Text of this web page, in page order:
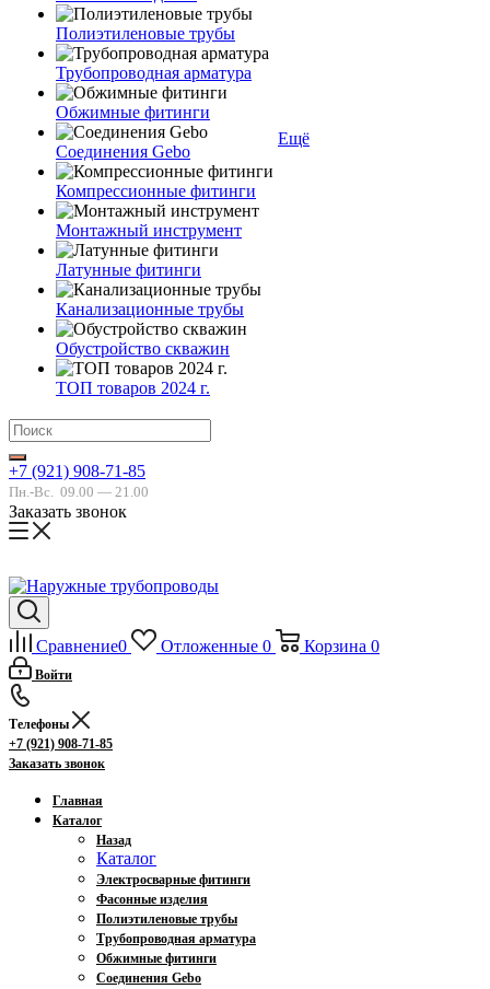
Полиэтиленовые трубы
Трубопроводная арматура
Обжимные фитинги
Соединения Gebo
Компрессионные фитинги
Монтажный инструмент
Латунные фитинги
Канализационные трубы
Обустройство скважин
ТОП товаров 2024 г.
Ещё
+7 (921) 908-71-85
Пн.-Вс. 09.00 — 21.00
Заказать звонок
Сравнение0 Отложенные 0 Корзина 0
Войти
Телефоны
+7 (921) 908-71-85
Заказать звонок
Главная
Каталог
Назад
Каталог
Электросварные фитинги
Фасонные изделия
Полиэтиленовые трубы
Трубопроводная арматура
Обжимные фитинги
Соединения Gebo